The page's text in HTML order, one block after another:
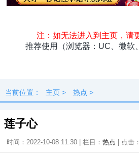
最新
快料 独闻
当前位置： 主页 > 热点 >
莲子心
时间：2022-10-08 11:30 | 栏目： 热点 | 点击：